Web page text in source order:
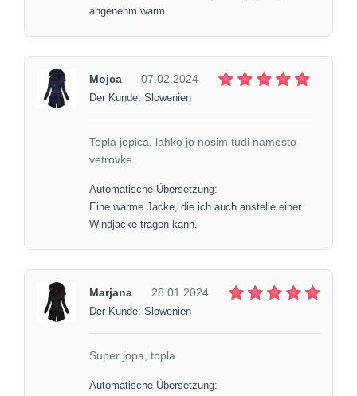
angenehm warm
Mojca 07.02.2024
Der Kunde: Slowenien
Topla jopica, lahko jo nosim tudi namesto
vetrovke.
Automatische Übersetzung:
Eine warme Jacke, die ich auch anstelle einer
Windjacke tragen kann.
Marjana 28.01.2024
Der Kunde: Slowenien
Super jopa, topla.
Automatische Übersetzung: